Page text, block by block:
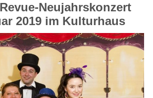
Tourismus
Kommentarrichtlinien und Netiquette für unsere Social Media-Kanäle
Neujahrskonzert
2019 im Kulturhaus